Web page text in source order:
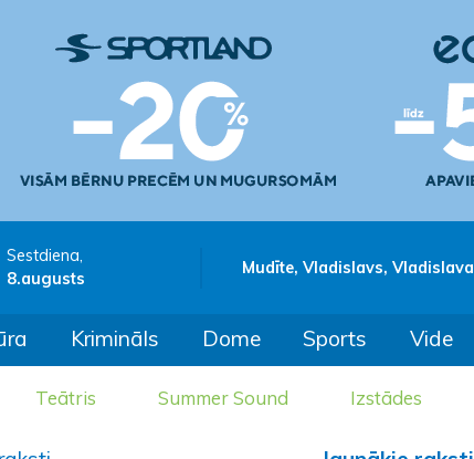
Sestdiena,
8.augusts
Mudīte, Vladislavs, Vladislava
Krimināls Dome Sports Vide
Teātris Summer Sound Izstādes